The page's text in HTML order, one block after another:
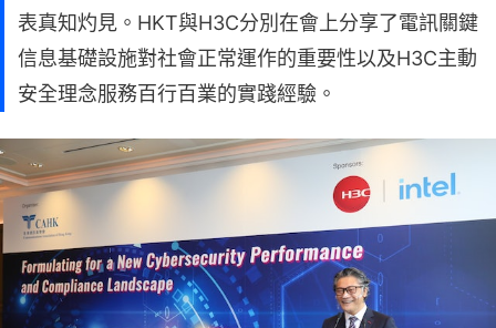
表真知灼見。HKT與H3C分別在會上分享了電訊關鍵
信息基礎設施對社會正常運作的重要性以及H3C主動
安全理念服務百行百業的實踐經驗。